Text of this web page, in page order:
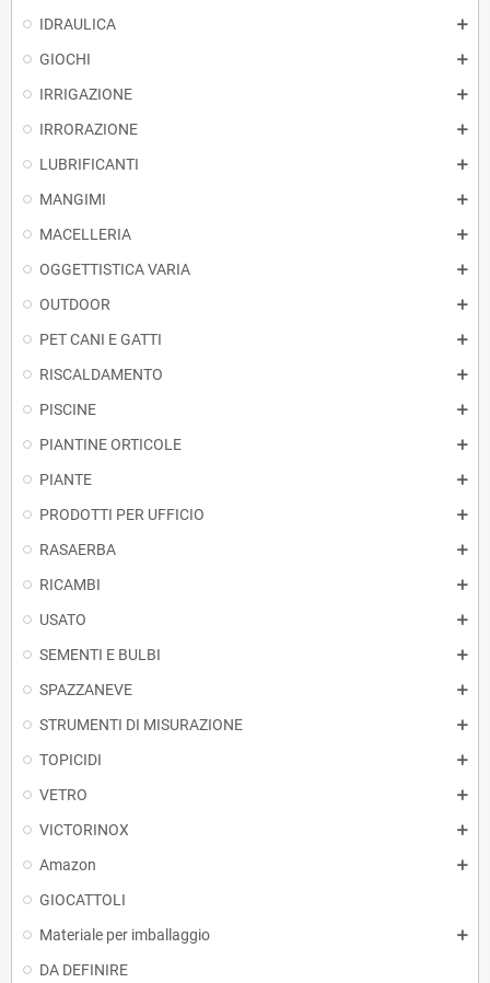
IDRAULICA
GIOCHI
IRRIGAZIONE
IRRORAZIONE
LUBRIFICANTI
MANGIMI
MACELLERIA
OGGETTISTICA VARIA
OUTDOOR
PET CANI E GATTI
RISCALDAMENTO
PISCINE
PIANTINE ORTICOLE
PIANTE
PRODOTTI PER UFFICIO
RASAERBA
RICAMBI
USATO
SEMENTI E BULBI
SPAZZANEVE
STRUMENTI DI MISURAZIONE
TOPICIDI
VETRO
VICTORINOX
Amazon
GIOCATTOLI
Materiale per imballaggio
DA DEFINIRE